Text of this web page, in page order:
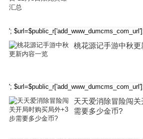
';
桃花源记手游中秋
';
天天爱消除冒险闯
需要多少金币?